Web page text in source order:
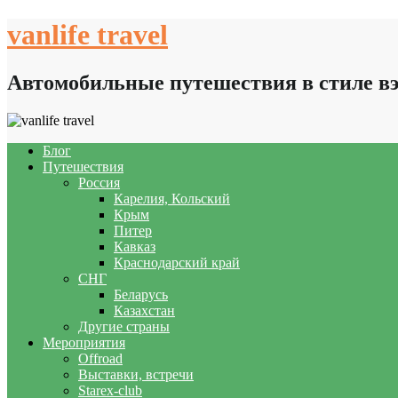
to
vanlife travel
Автомобильные путешествия в стиле
Блог
Путешествия
Россия
Карелия, Кольский
Крым
Питер
Кавказ
Краснодарский край
СНГ
Беларусь
Казахстан
Другие страны
Мероприятия
Offroad
Выставки, встречи
Starex-club